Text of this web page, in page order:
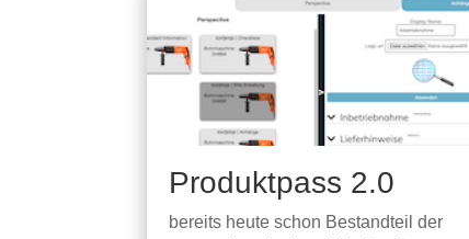
Produktpass 2.0
bereits heute schon Bestandteil der